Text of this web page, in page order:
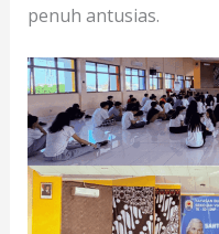
penuh antusias.